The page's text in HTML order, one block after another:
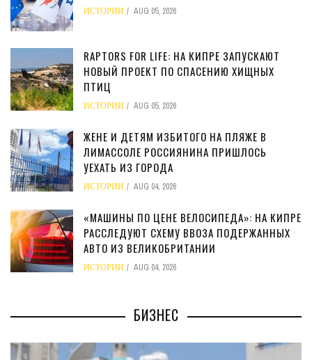
ИСТОРИИ AUG 05, 2026
RAPTORS FOR LIFE: НА КИПРЕ ЗАПУСКАЮТ
НОВЫЙ ПРОЕКТ ПО СПАСЕНИЮ ХИЩНЫХ
ПТИЦ
ИСТОРИИ AUG 05, 2026
ЖЕНЕ И ДЕТЯМ ИЗБИТОГО НА ПЛЯЖЕ В
ЛИМАССОЛЕ РОССИЯНИНА ПРИШЛОСЬ
УЕХАТЬ ИЗ ГОРОДА
ИСТОРИИ AUG 04, 2026
«МАШИНЫ ПО ЦЕНЕ ВЕЛОСИПЕДА»: НА КИПРЕ
РАССЛЕДУЮТ СХЕМУ ВВОЗА ПОДЕРЖАННЫХ
АВТО ИЗ ВЕЛИКОБРИТАНИИ
ИСТОРИИ AUG 04, 2026
БИЗНЕС